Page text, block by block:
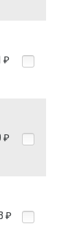
₽
₽
₽